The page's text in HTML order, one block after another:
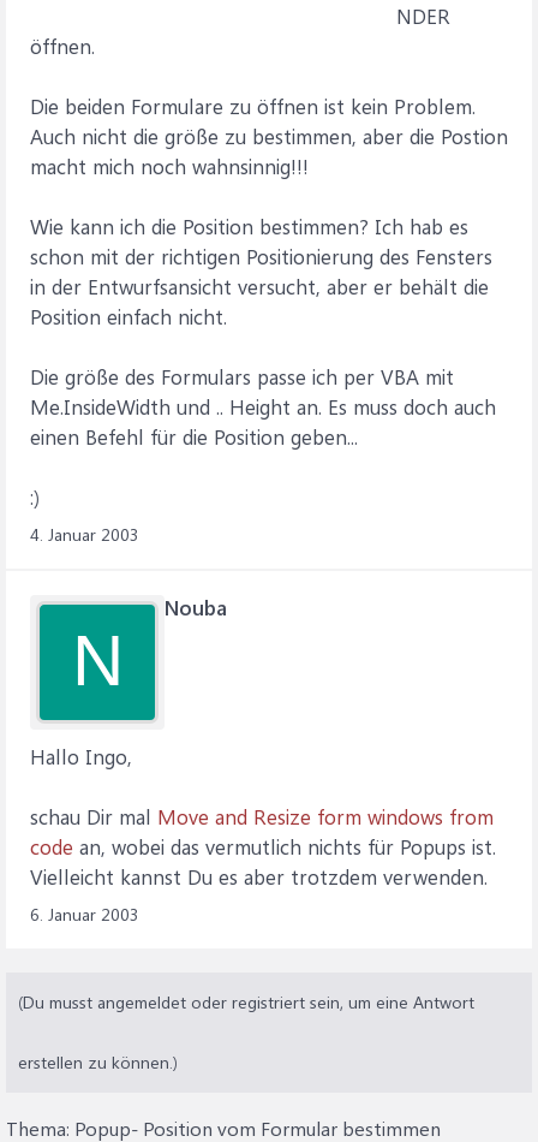
NDER
öffnen.
Die beiden Formulare zu öffnen ist kein Problem.
Auch nicht die größe zu bestimmen, aber die Postion
macht mich noch wahnsinnig!!!
Wie kann ich die Position bestimmen? Ich hab es
schon mit der richtigen Positionierung des Fensters
in der Entwurfsansicht versucht, aber er behält die
Position einfach nicht.
Die größe des Formulars passe ich per VBA mit
Me.InsideWidth und .. Height an. Es muss doch auch
einen Befehl für die Position geben...
:)
4. Januar 2003
N
Nouba
Hallo Ingo,
schau Dir mal Move and Resize form windows from
code an, wobei das vermutlich nichts für Popups ist.
Vielleicht kannst Du es aber trotzdem verwenden.
6. Januar 2003
(Du musst angemeldet oder registriert sein, um eine Antwort
erstellen zu können.)
Thema: Popup- Position vom Formular bestimmen